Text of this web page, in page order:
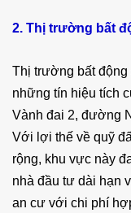
2. Thị trường bất
Thị trường bất
những tín hiệu tích
Vành đai 2, đường
Với lợi thế về quỹ
rộng, khu vực này
nhà đầu tư dài hạn
an cư với chi phí